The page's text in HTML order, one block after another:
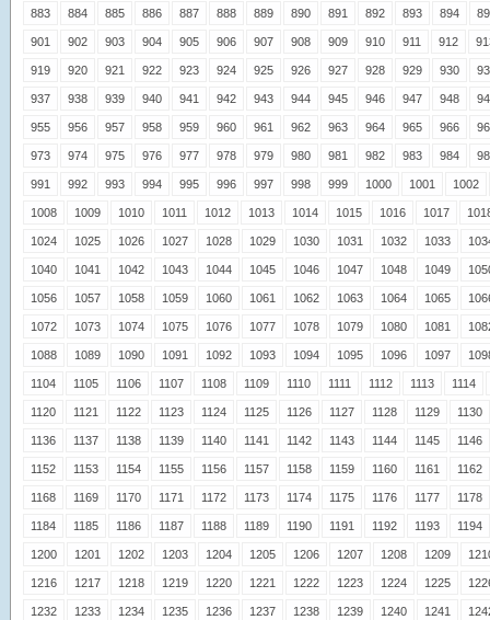
883 884 885 886 887 888 889 890 891 892 893 894
901 902 903 904 905 906 907 908 909 910 911 912
919 920 921 922 923 924 925 926 927 928 929 930
937 938 939 940 941 942 943 944 945 946 947 948
955 956 957 958 959 960 961 962 963 964 965 966
973 974 975 976 977 978 979 980 981 982 983 984
991 992 993 994 995 996 997 998 999 1000 1001 1002
1008 1009 1010 1011 1012 1013 1014 1015 1016 1017
1024 1025 1026 1027 1028 1029 1030 1031 1032 1033
1040 1041 1042 1043 1044 1045 1046 1047 1048 1049
1056 1057 1058 1059 1060 1061 1062 1063 1064 1065
1072 1073 1074 1075 1076 1077 1078 1079 1080 1081
1088 1089 1090 1091 1092 1093 1094 1095 1096 1097
1104 1105 1106 1107 1108 1109 1110 1111 1112 1113 1114
1120 1121 1122 1123 1124 1125 1126 1127 1128 1129 1130
1136 1137 1138 1139 1140 1141 1142 1143 1144 1145 1146
1152 1153 1154 1155 1156 1157 1158 1159 1160 1161 1162
1168 1169 1170 1171 1172 1173 1174 1175 1176 1177 1178
1184 1185 1186 1187 1188 1189 1190 1191 1192 1193 1194
1200 1201 1202 1203 1204 1205 1206 1207 1208 1209
1216 1217 1218 1219 1220 1221 1222 1223 1224 1225
1232 1233 1234 1235 1236 1237 1238 1239 1240 1241